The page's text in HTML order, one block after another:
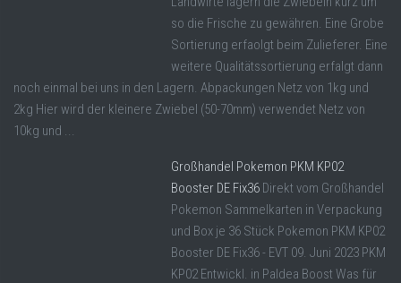
so die Frische zu gewähren. Eine Grobe
Sortierung erfaolgt beim Zulieferer. Eine
weitere Qualitätssortierung erfalgt dann
noch einmal bei uns in den Lagern. Abpackungen Netz von 1kg und
2kg Hier wird der kleinere Zwiebel (50-70mm) verwendet Netz von
10kg und ...
Großhandel Pokemon PKM KP02
Booster DE Fix36 Direkt vom Großhandel
Pokemon Sammelkarten in Verpackung
und Box je 36 Stück Pokemon PKM KP02
Booster DE Fix36 - EVT 09. Juni 2023 PKM
KP02 Entwickl. in Paldea Boost Was für